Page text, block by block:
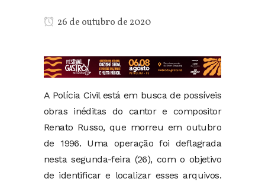
26 de outubro de 2020
A Polícia Civil está em busca de possíveis
obras inéditas do cantor e compositor
Renato Russo, que morreu em outubro
de 1996. Uma operação foi deflagrada
nesta segunda-feira (26), com o objetivo
de identificar e localizar esses arquivos.